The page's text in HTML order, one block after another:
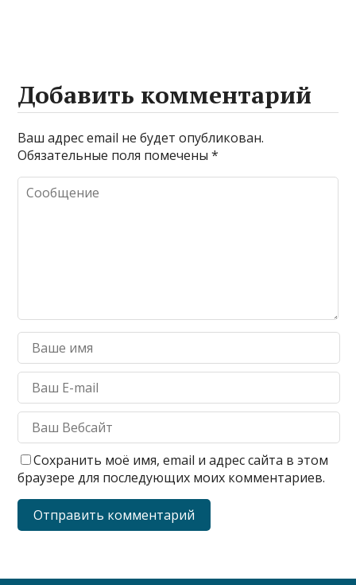
Добавить комментарий
Ваш адрес email не будет опубликован.
Обязательные поля помечены*
Сохранить моё имя, email и адрес сайта в этом
браузере для последующих моих комментариев.